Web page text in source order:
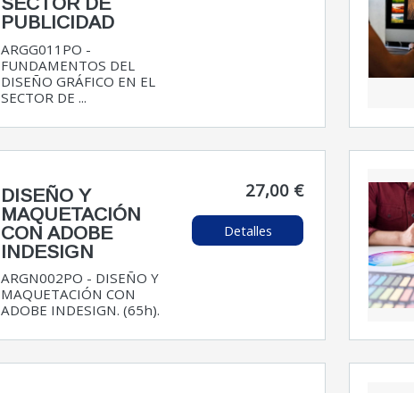
PUBLICIDAD
ARGG011PO -
FUNDAMENTOS DEL
DISEÑO GRÁFICO EN EL
SECTOR DE ...
DISEÑO Y
MAQUETACIÓN
CON ADOBE
INDESIGN
ARGN002PO - DISEÑO Y
MAQUETACIÓN CON
ADOBE INDESIGN. (65h).
27,00 €
Detalles